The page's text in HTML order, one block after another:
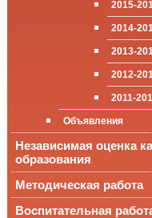
ООП
школа»
приёма (перевода)
поддержки
Международное
сотрудничество
Организация
образовательной
организации
2015-
2014-
2013-
2012-
2011-
Объявления
Независимая оценка
образования
Независимая
качества
обучающихся
Методическая работа
Уроки,
Воспитательная